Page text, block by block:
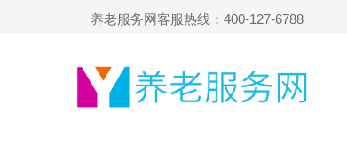
养老服务网客服热线：400-127-6788